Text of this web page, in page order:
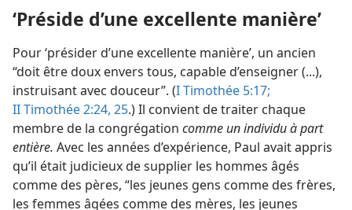
‘Préside d’une excellente manière’
Pour ‘présider d’une excellente manière’, un ancien
“doit être doux envers tous, capable d’enseigner (...),
instruisant avec douceur”. (I Timothée 5:17;
II Timothée 2:24, 25.) Il convient de traiter chaque
membre de la congrégation comme un individu à part
entière. Avec les années d’expérience, Paul avait appris
qu’il était judicieux de supplier les hommes âgés
comme des pères, “les jeunes gens comme des frères,
les femmes âgées comme des mères, les jeunes